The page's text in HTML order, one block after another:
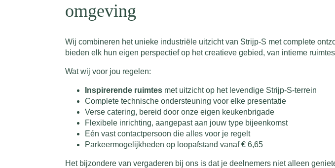
omgeving
Wij combineren het unieke industriële uitzicht van Strijp-S met complete
bieden elk hun eigen perspectief op het creatieve gebied, van intieme
Wat wij voor jou regelen:
Inspirerende ruimtes met uitzicht op het levendige Strijp-S-terrein
Complete technische ondersteuning voor elke presentatie
Verse catering, bereid door onze eigen keukenbrigade
Flexibele inrichting, aangepast aan jouw type bijeenkomst
Eén vast contactpersoon die alles voor je regelt
Parkeermogelijkheden op loopafstand vanaf € 6,65
Het bijzondere van vergaderen bij ons is dat je deelnemers niet alleen